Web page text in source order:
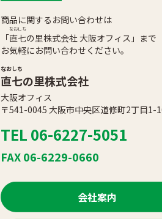
商品に関するお問い合わせは
「直七
なおしち
の里株式会社 大阪オフィス」まで
お気軽にお問い合わせください。
直七
なおしち
の里株式会社
大阪オフィス
〒541-0045 大阪市中央区道修町2丁目1-
TEL 06-6227-5051
FAX 06-6229-0660
会社案内